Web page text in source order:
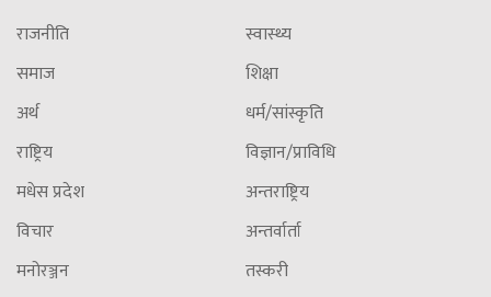
राजनीति
समाज
अर्थ
राष्ट्रिय
मधेस प्रदेश
विचार
मनोरञ्जन
स्वास्थ्य
शिक्षा
धर्म/सांस्कृति
विज्ञान/प्राविधि
अन्तराष्ट्रिय
अन्तर्वार्ता
तस्करी